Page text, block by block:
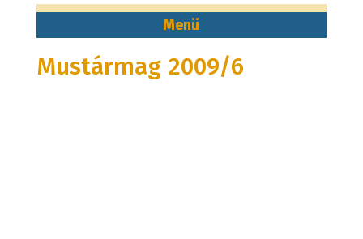
Mustármag 2009/6